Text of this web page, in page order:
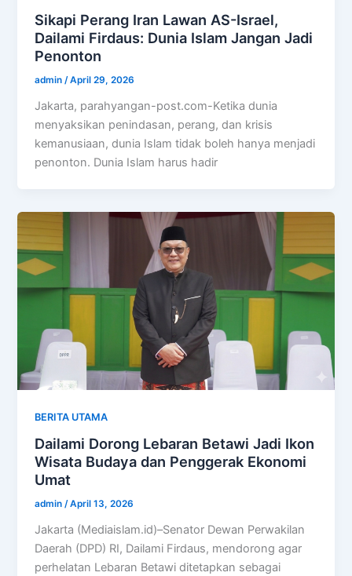
Sikapi Perang Iran Lawan AS-Israel,
Dailami Firdaus: Dunia Islam Jangan Jadi
Penonton
admin/April 29, 2026
Jakarta, parahyangan-post.com-Ketika dunia
menyaksikan penindasan, perang, dan krisis
kemanusiaan, dunia Islam tidak boleh hanya menjadi
penonton. Dunia Islam harus hadir
BERITA UTAMA
Dailami Dorong Lebaran Betawi Jadi Ikon
Wisata Budaya dan Penggerak Ekonomi
Umat
admin/April 13, 2026
Jakarta (Mediaislam.id)–Senator Dewan Perwakilan
Daerah (DPD) RI, Dailami Firdaus, mendorong agar
perhelatan Lebaran Betawi ditetapkan sebagai